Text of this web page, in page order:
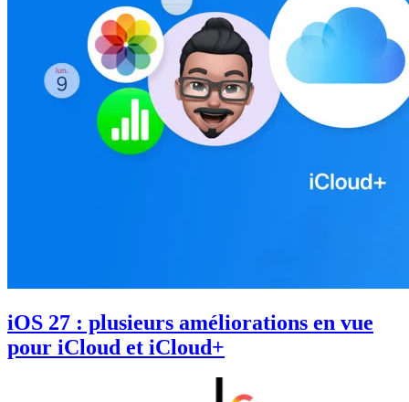
iOS 27 : plusieurs améliorations en vue
pour iCloud et iCloud+